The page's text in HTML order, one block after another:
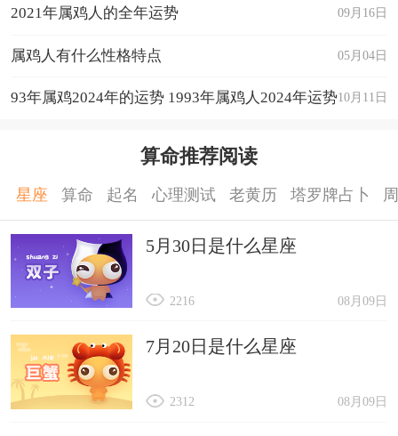
09月16日
2021年属鸡人的全年运势
05月04日
属鸡人有什么性格特点
10月11日
93年属鸡2024年的运势 1993年属鸡人2024年运势
算命推荐阅读
星座 算命 起名 心理测试 老黄历 塔罗牌占卜
5月30日是什么星座
08月09日
2216
7月20日是什么星座
08月09日
2312